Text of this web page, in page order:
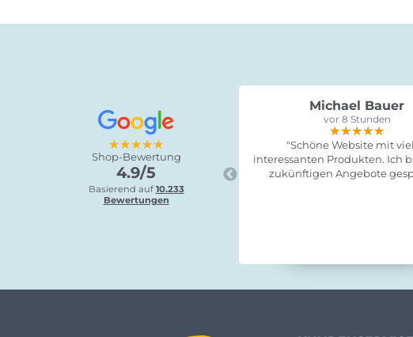
★★★★★
Shop-Bewertung
4.9/5
Basierend auf 10.233
Bewertungen
Michael Bauer
vor 8 Stunden
★★★★★
★★★★★
★★★★★
"Schöne Website mit
interessanten Produkten. Ich
zukünftigen Angebote